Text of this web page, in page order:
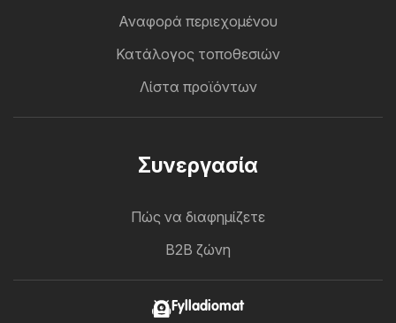
Αναφορά περιεχομένου
Κατάλογος τοποθεσιών
Λίστα προϊόντων
Συνεργασία
Πώς να διαφημίζετε
B2B ζώνη
Fylladiomat